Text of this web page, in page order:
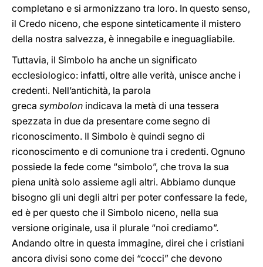
completano e si armonizzano tra loro. In questo senso,
il Credo niceno, che espone sinteticamente il mistero
della nostra salvezza, è innegabile e ineguagliabile.
Tuttavia, il Simbolo ha anche un significato
ecclesiologico: infatti, oltre alle verità, unisce anche i
credenti. Nell’antichità, la parola
greca symbolon indicava la metà di una tessera
spezzata in due da presentare come segno di
riconoscimento. Il Simbolo è quindi segno di
riconoscimento e di comunione tra i credenti. Ognuno
possiede la fede come “simbolo”, che trova la sua
piena unità solo assieme agli altri. Abbiamo dunque
bisogno gli uni degli altri per poter confessare la fede,
ed è per questo che il Simbolo niceno, nella sua
versione originale, usa il plurale “noi crediamo”.
Andando oltre in questa immagine, direi che i cristiani
ancora divisi sono come dei “cocci” che devono